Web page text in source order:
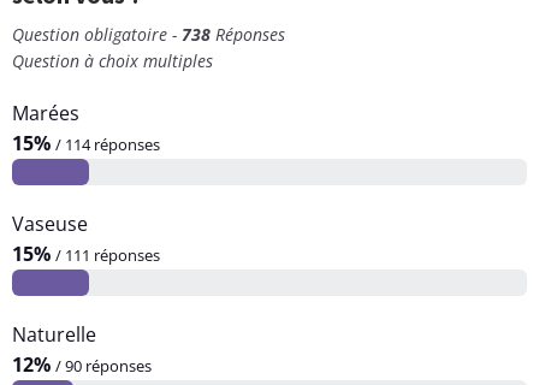
Question obligatoire - 738 Réponses
Question à choix multiples
Marées
15% / 114 réponses
Vaseuse
15% / 111 réponses
Naturelle
12% / 90 réponses